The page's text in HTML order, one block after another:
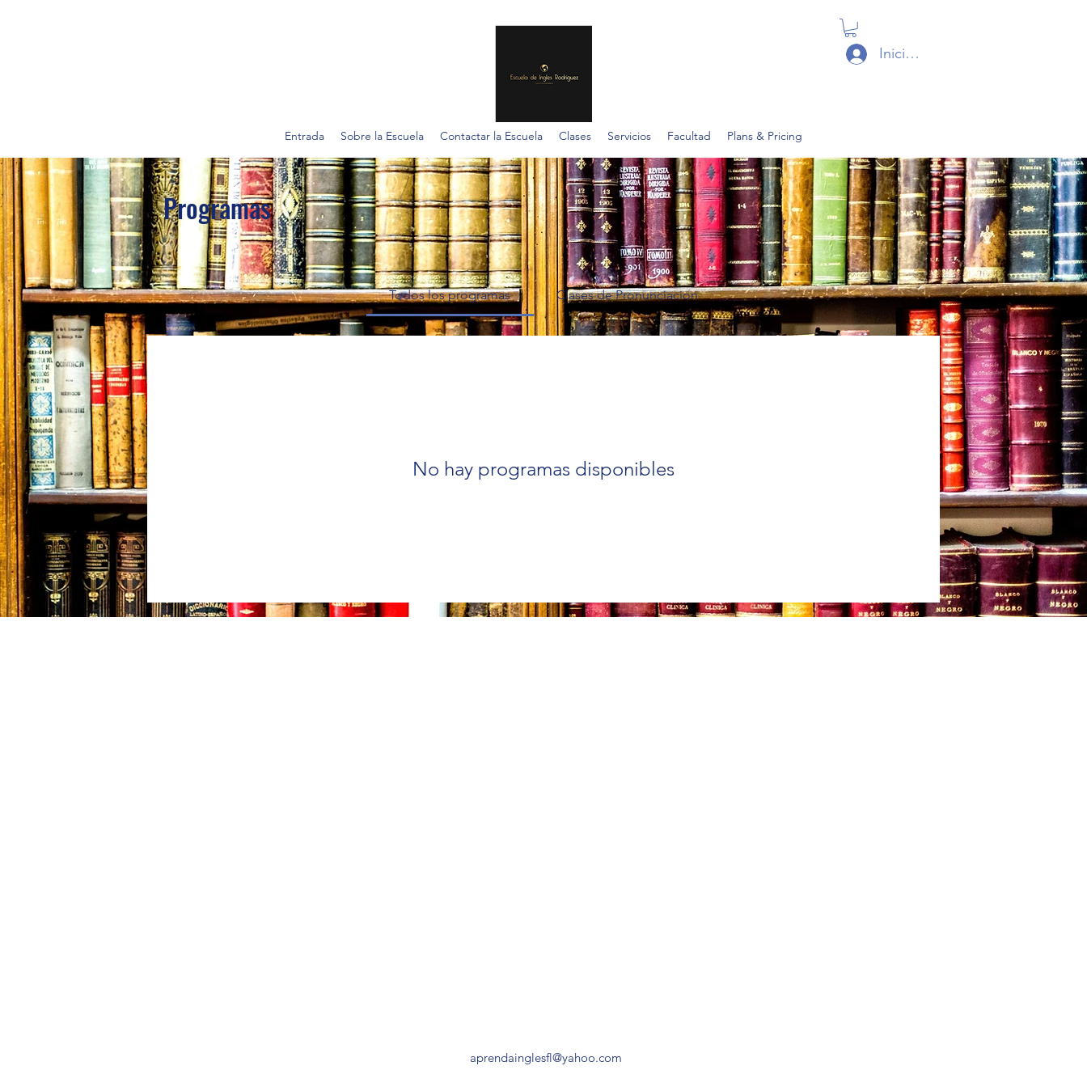
Entrada Sobre la Escuela Contactar la Escuela Clases Servicios Facultad Plans & Pricing
Iniciar sesión
Programas
Todos los programas Clases de Pronunciacion
No hay programas disponibles
aprendainglesfl@yahoo.com